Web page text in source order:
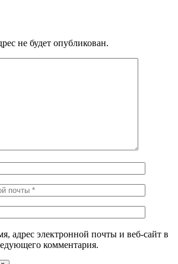
не будет опубликован.
адрес электронной почты и веб-сайт в
комментария.